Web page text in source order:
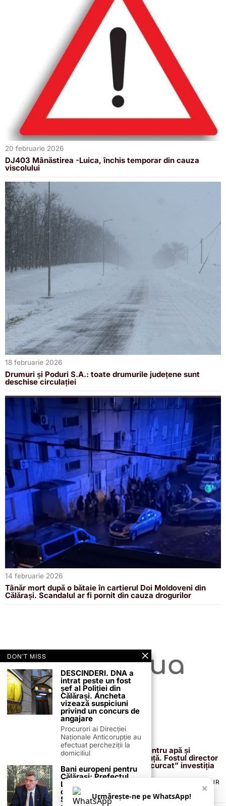
20 februarie 2026
DJ403 Mânăstirea -Luica, închis temporar din cauza
viscolului
18 februarie 2026
Drumuri și Poduri S.A.: toate drumurile județene sunt
deschise circulației
14 februarie 2026
Tânăr mort după o bătaie în cartierul Doi Moldoveni din
Călărași. Scandalul ar fi pornit din cauza drogurilor
13 februarie 2026
Proiectul de 400 de milioane de euro pentru apă și
canalizare, confirmat definitiv de instanță. Fostul director
reacționează după acuzațiile că ar fi „încurcat” investiția
TERMENI ȘI CONDIȚII
POLITICA DE ANULARE & RETUR
PUBLICITATE ONLINE & TIPĂRITĂ
CONTACT
ZIARUL ANUNȚUL CĂLĂRĂȘEAN
×
Urmărește-ne pe WhatsApp!
DON'T MISS
DESCINDERI. DNA a
intrat peste un fost
șef al Poliției din
Călărași. Ancheta
vizează suspiciuni
privind un concurs de
angajare
Procurori ai Direcției
Naționale Anticorupție au
efectuat percheziții la
domiciliul
Bani europeni pentru
Călărași: Prefectul
Laurențiu State anunță
colaborarea cu ADR
Sud-Muntenia pentru